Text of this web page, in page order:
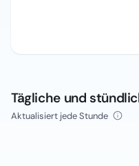
Tägliche und
Aktualisiert jede Stunde